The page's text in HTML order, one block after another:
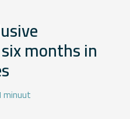
months in
minuut